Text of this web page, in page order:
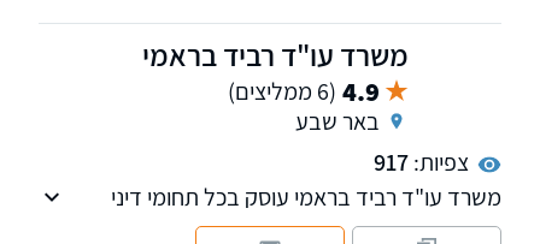
משרד עו"ד רביד בראמי
4.9 (6 ממליצים)
באר שבע
צפיות:917
משרד עו"ד רביד בראמי עוסק בכל תחומי דיני
המשפחה, ומייצג בתיקי גירושין, מזונות ילדים,